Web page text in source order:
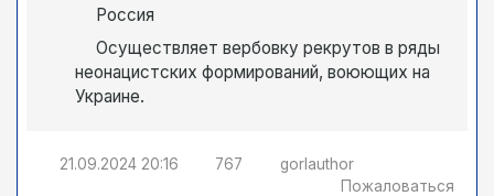
Россия
Осуществляет вербовку рекрутов в ряды
неонацистских формирований, воюющих на
Украине.
21.09.2024 20:16 767
gorlauthor
Пожаловаться